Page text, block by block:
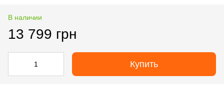
В наличии
13 799 грн
Купить